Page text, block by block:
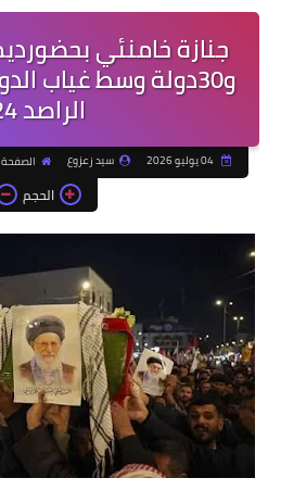
جنازة خامنئي
و30دولة وسط غياب
الراصد 24
04 يوليو 2026 سيد زعزوع الصفحة
الحجم